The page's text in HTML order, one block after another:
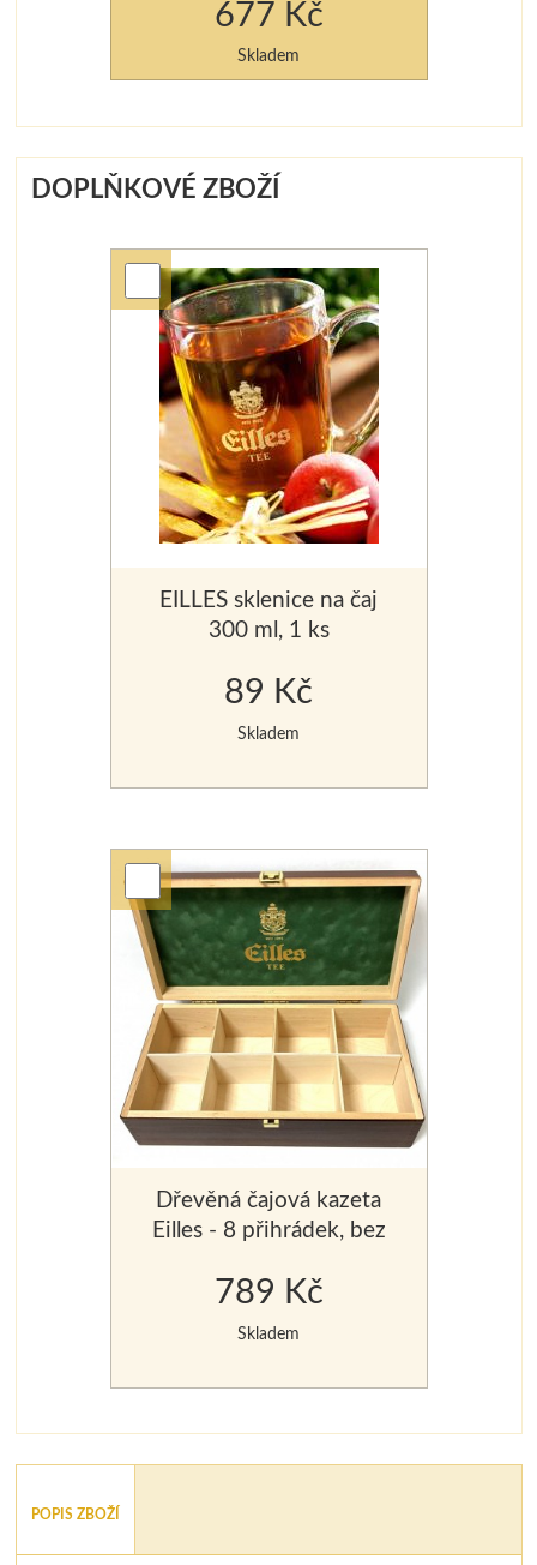
677 Kč
Skladem
DOPLŇKOVÉ ZBOŽÍ
EILLES sklenice na čaj
300 ml, 1 ks
89 Kč
Skladem
Dřevěná čajová kazeta
Eilles - 8 přihrádek, bez
789 Kč
Skladem
POPIS ZBOŽÍ